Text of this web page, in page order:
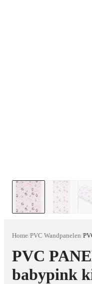
Home/PVC Wandpanelen/
PVC
babypink